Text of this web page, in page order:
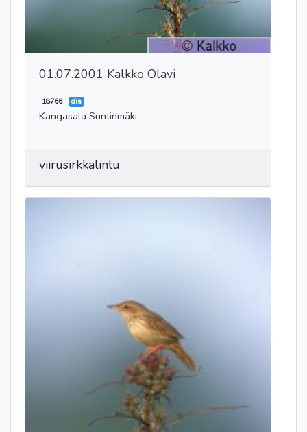
01.07.2001 Kalkko Olavi
18766 dia
Kangasala Suntinmäki
viirusirkkalintu